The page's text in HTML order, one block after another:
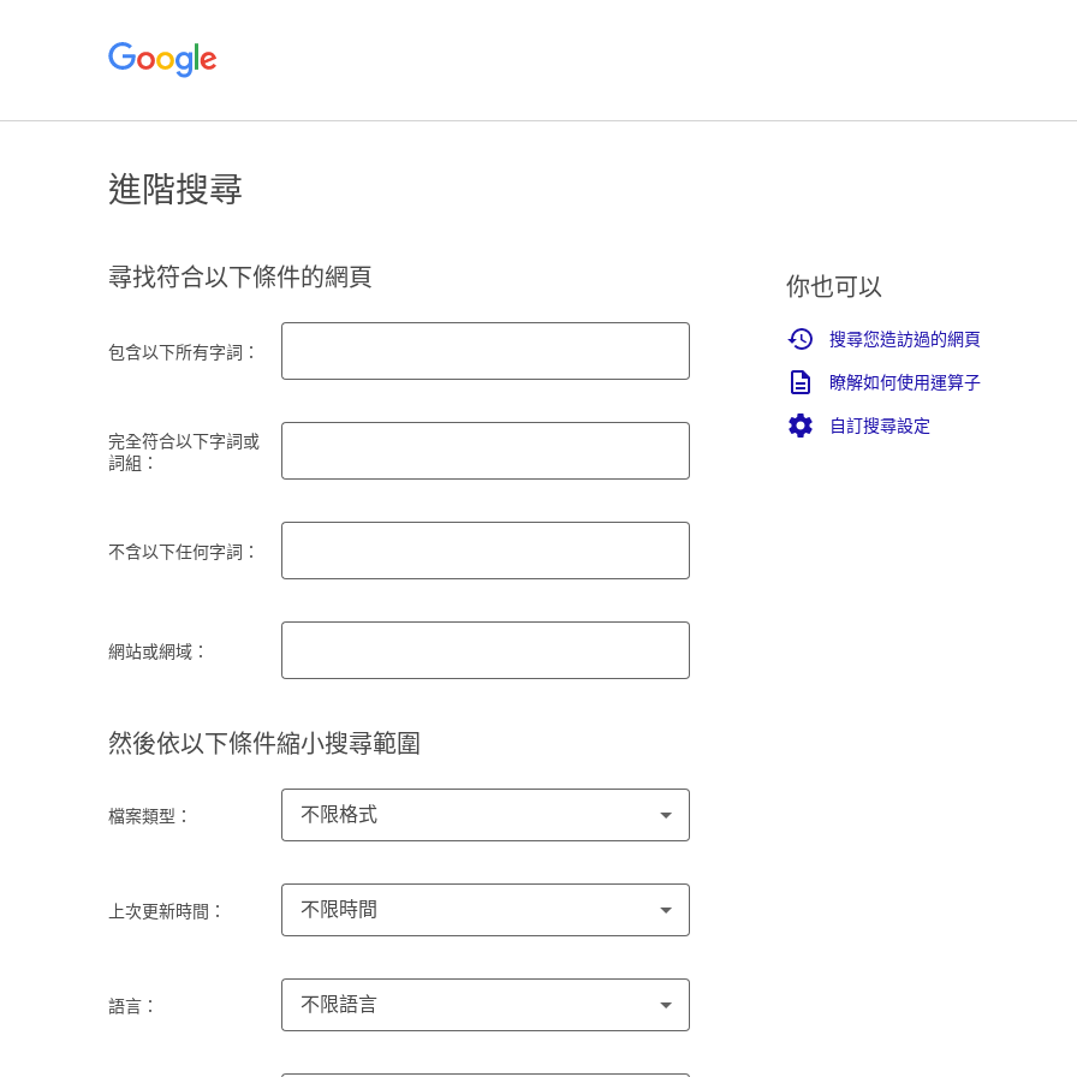
進階搜尋
尋找符合以下條件的網頁
包含以下所有字詞：
完全符合以下字詞或
詞組：
不含以下任何字詞：
網站或網域：
然後依以下條件縮小搜尋範圍
檔案類型： 不限格式
上次更新時間： 不限時間
語言： 不限語言
你也可以
搜尋您造訪過的網頁
瞭解如何使用運算子
自訂搜尋設定